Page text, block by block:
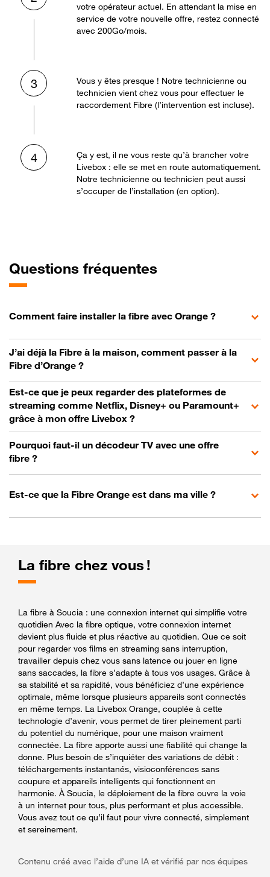
votre opérateur actuel. En attendant la mise en
service de votre nouvelle offre, restez connecté
avec 200Go/mois.
3
Vous y êtes presque ! Notre technicienne ou
technicien vient chez vous pour effectuer le
raccordement Fibre (l’intervention est incluse).
4
Ça y est, il ne vous reste qu’à brancher votre
Livebox : elle se met en route automatiquement.
Notre technicienne ou technicien peut aussi
s’occuper de l’installation (en option).
Questions fréquentes
Comment faire installer la fibre avec Orange ?
J’ai déjà la Fibre à la maison, comment passer à la
Fibre d’Orange ?
Est-ce que je peux regarder des plateformes de
streaming comme Netflix, Disney+ ou Paramount+
grâce à mon offre Livebox ?
Pourquoi faut-il un décodeur TV avec une offre
fibre ?
Est-ce que la Fibre Orange est dans ma ville ?
La fibre chez vous !
La fibre à Soucia : une connexion internet qui simplifie votre
quotidien Avec la fibre optique, votre connexion internet
devient plus fluide et plus réactive au quotidien. Que ce soit
pour regarder vos films en streaming sans interruption,
travailler depuis chez vous sans latence ou jouer en ligne
sans saccades, la fibre s’adapte à tous vos usages. Grâce à
sa stabilité et sa rapidité, vous bénéficiez d’une expérience
optimale, même lorsque plusieurs appareils sont connectés
en même temps. La Livebox Orange, couplée à cette
technologie d’avenir, vous permet de tirer pleinement parti
du potentiel du numérique, pour une maison vraiment
connectée. La fibre apporte aussi une fiabilité qui change la
donne. Plus besoin de s’inquiéter des variations de débit :
téléchargements instantanés, visioconférences sans
coupure et appareils intelligents qui fonctionnent en
harmonie. À Soucia, le déploiement de la fibre ouvre la voie
à un internet pour tous, plus performant et plus accessible.
Vous avez tout ce qu’il faut pour vivre connecté, simplement
et sereinement.
Contenu créé avec l’aide d’une IA et vérifié par nos équipes